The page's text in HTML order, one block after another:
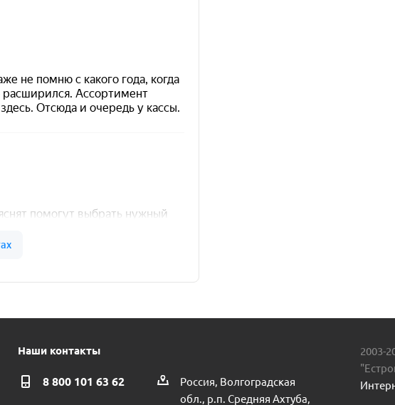
Наши контакты
8 800 101 63 62
Россия, Волгоградская
обл., р.п. Средняя Ахтуба,
2003-